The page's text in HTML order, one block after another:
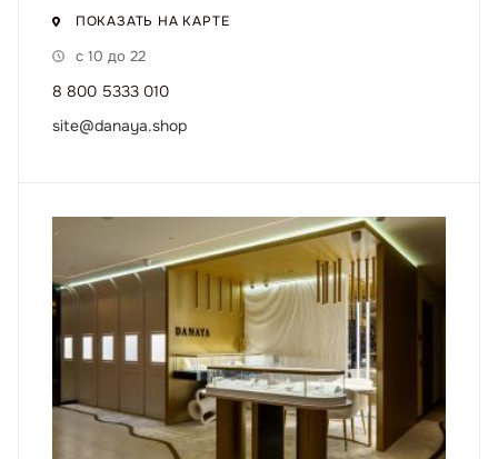
ПОКАЗАТЬ НА КАРТЕ
с 10 до 22
8 800 5333 010
site@danaya.shop